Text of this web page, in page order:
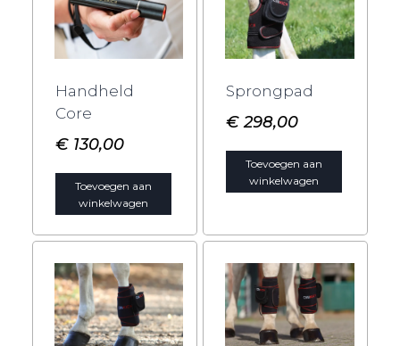
Handheld
Core
€130,00
Toevoegen aan
winkelwagen
Sprongpad
€298,00
Toevoegen aan
winkelwagen